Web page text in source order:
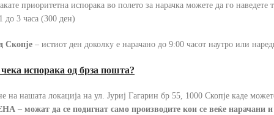
приоритетна испорака во полето за нарачка можете да го наведете
до 3 часа (300 ден)
Скопје – истиот ден доколку е нарачано до 9:00 часот наутро или
испорака од брза пошта?
на нашата локација на ул. Јуриј Гагарин бр 55, 1000 Скопје каде
– можат да се подигнат само производите кои се веќе нарачани